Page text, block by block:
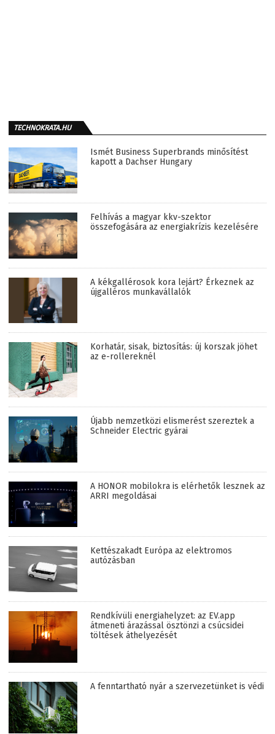
TECHNOKRATA.HU
Ismét Business Superbrands minősítést
kapott a Dachser Hungary
Felhívás a magyar kkv-szektor
összefogására az energiakrízis kezelésére
A kékgallérosok kora lejárt? Érkeznek az
újgalléros munkavállalók
Korhatár, sisak, biztosítás: új korszak jöhet
az e-rollereknél
Újabb nemzetközi elismerést szereztek a
Schneider Electric gyárai
A HONOR mobilokra is elérhetők lesznek az
ARRI megoldásai
Kettészakadt Európa az elektromos
autózásban
Rendkívüli energiahelyzet: az EV.app
átmeneti árazással ösztönzi a csúcsidei
töltések áthelyezését
A fenntartható nyár a szervezetünket is védi